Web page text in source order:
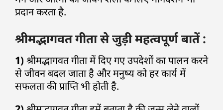
प्रदान करता है.
श्रीमद्भागवत गीता से जुड़ी महत्वपूर्ण बातें :
1) श्रीमद्भागवत गीता में दिए गए उपदेशों का पालन करने
से जीवन बदल जाता है और मनुष्य को हर कार्य में
सफलता की प्राप्ति भी होती है.